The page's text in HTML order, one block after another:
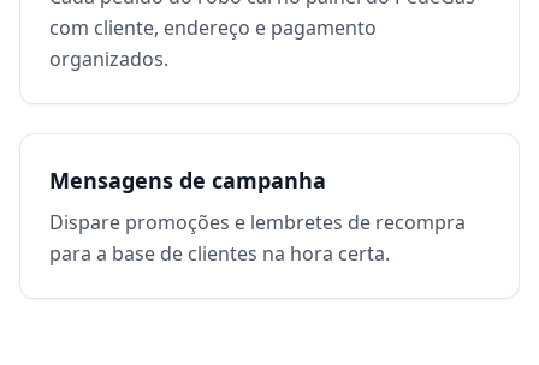
com cliente, endereço e pagamento
organizados.
Mensagens de campanha
Dispare promoções e lembretes de recompra
para a base de clientes na hora certa.